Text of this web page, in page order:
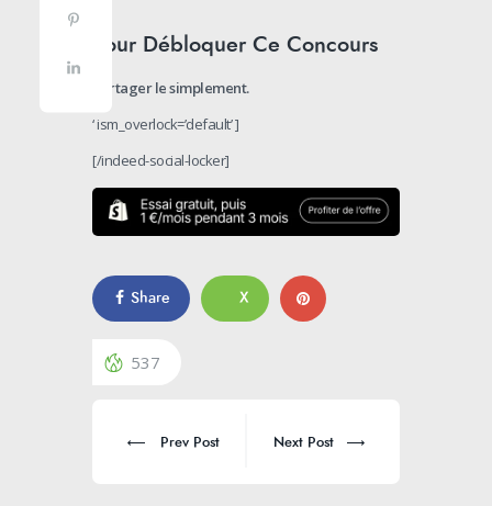
Pour Débloquer Ce Concours
Partager le simplement.
‘ ism_overlock=’default’ ]
[/indeed-social-locker]
Share X
537
Prev Post Next Post